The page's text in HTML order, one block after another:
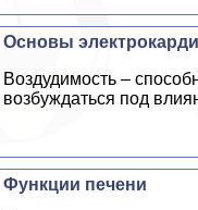
Основы
Воздудимость –
возбуждаться под
Функции печени